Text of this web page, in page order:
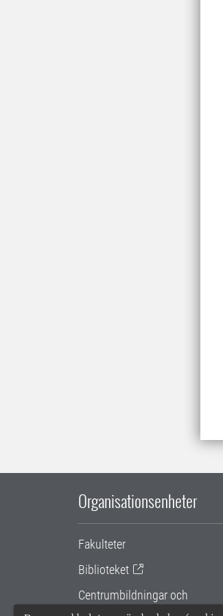
Organisationsenheter
Fakulteter
Biblioteket
Centrumbildningar och